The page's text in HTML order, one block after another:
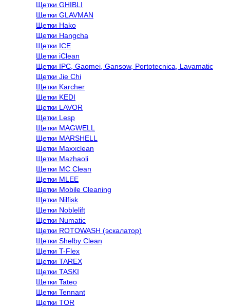
Щетки GHIBLI
Щетки GLAVMAN
Щетки Hako
Щетки Hangcha
Щетки ICE
Щетки iClean
Щетки IPC, Gaomei, Gansow, Portotecnica, Lavamatic
Щетки Jie Chi
Щетки Karcher
Щетки KEDI
Щетки LAVOR
Щетки Lesp
Щетки MAGWELL
Щетки MARSHELL
Щетки Maxxclean
Щетки Mazhaoli
Щетки MC Clean
Щетки MLEE
Щетки Mobile Cleaning
Щетки Nilfisk
Щетки Noblelift
Щетки Numatic
Щетки ROTOWASH (эскалатор)
Щетки Shelby Clean
Щетки T-Flex
Щетки TAREX
Щетки TASKI
Щетки Tateo
Щетки Tennant
Щетки TOR